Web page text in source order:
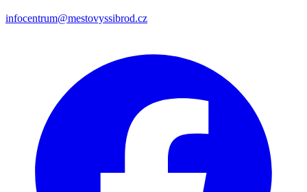
infocentrum@mestovyssibrod.cz